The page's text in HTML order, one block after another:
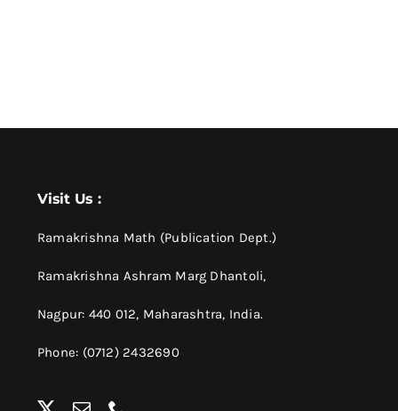
Visit Us :
Ramakrishna Math (Publication Dept.)
Ramakrishna Ashram Marg Dhantoli,
Nagpur: 440 012, Maharashtra, India.
Phone: (0712) 2432690